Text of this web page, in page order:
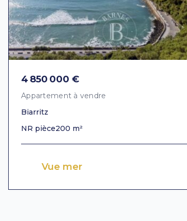
4 850 000 €
Appartement à vendre
Biarritz
NR pièce200 m²
Vue mer